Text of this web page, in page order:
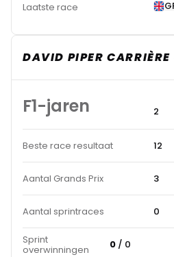
Laatste race
DAVID PIPER
F1-jaren 2
Beste race resultaat 12
Aantal Grands Prix 3
Aantal sprintraces 0
Sprint
overwinningen 0 / 0